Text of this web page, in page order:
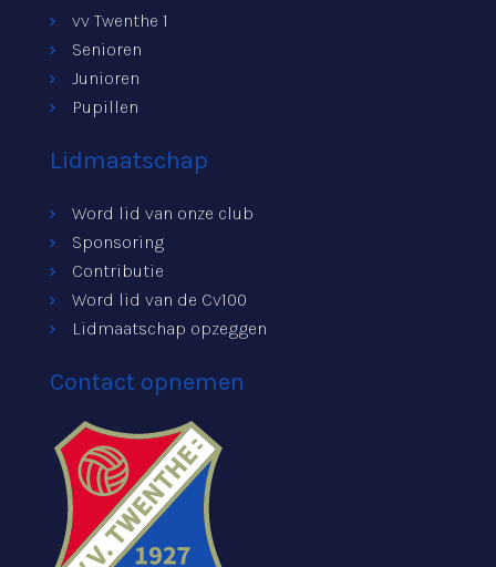
vv Twenthe 1
Senioren
Junioren
Pupillen
Lidmaatschap
Word lid van onze club
Sponsoring
Contributie
Word lid van de Cv100
Lidmaatschap opzeggen
Contact opnemen